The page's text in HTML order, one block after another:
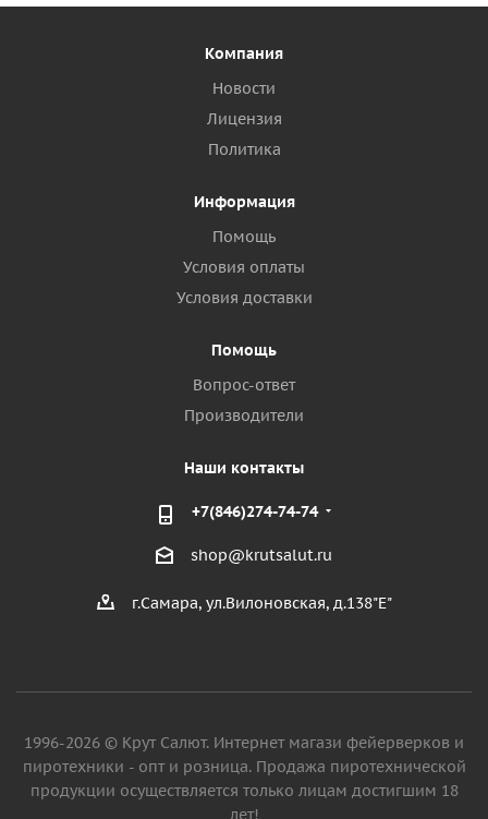
Компания
Новости
Лицензия
Политика
Информация
Помощь
Условия оплаты
Условия доставки
Помощь
Вопрос-ответ
Производители
Наши контакты
+7(846)274-74-74
shop@krutsalut.ru
г.Самара, ул.Вилоновская, д.138"Е"
1996-2026 © Крут Салют. Интернет магази фейерверков и
пиротехники - опт и розница. Продажа пиротехнической
продукции осуществляется только лицам достигшим 18
лет!